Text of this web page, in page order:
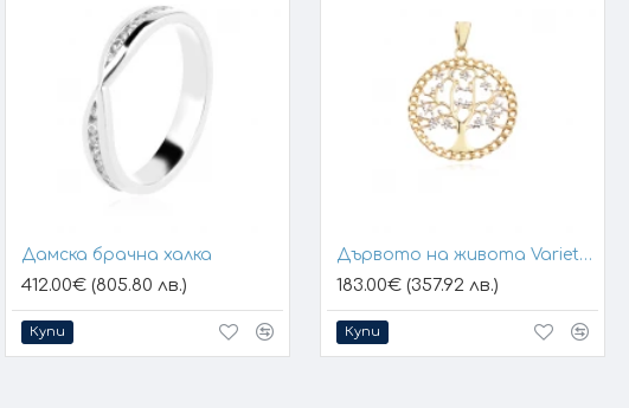
Дамска брачна халка
412.00€ (805.80 лв.)
Купи
Дървото на живота Variety 1
183.00€ (357.92 лв.)
Купи